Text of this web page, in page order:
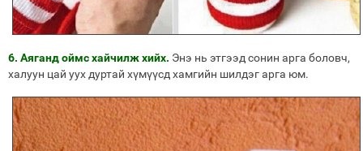
6. Аяганд оймс хайчилж хийх. Энэ нь этгээд сонин арга боловч,
халуун цай уух дуртай хүмүүсд хамгийн шилдэг арга юм.